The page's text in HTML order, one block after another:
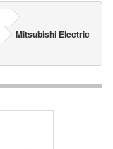
Mitsubishi Electric